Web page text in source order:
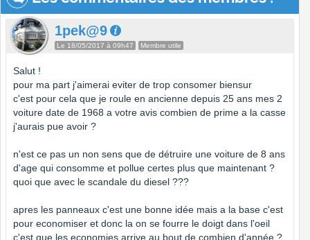
1pek@9
Le 18/05/2017 à 09h47 Membre utile
Salut !
pour ma part j'aimerai eviter de trop consomer biensur
c'est pour cela que je roule en ancienne depuis 25 ans mes 2
voiture date de 1968 a votre avis combien de prime a la casse
j'aurais pue avoir ?
n'est ce pas un non sens que de détruire une voiture de 8 ans
d'age qui consomme et pollue certes plus que maintenant ?
quoi que avec le scandale du diesel ???
apres les panneaux c'est une bonne idée mais a la base c'est
pour economiser et donc la on se fourre le doigt dans l'oeil
c'est que les economies arrive au bout de combien d'année ?